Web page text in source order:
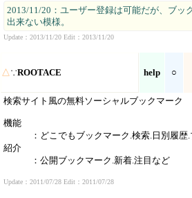
2013/11/20：ユーザー登録は可能だが、ブッ
出来ない模様。
Update：2013/11/20 Edit：2013/11/20
△∵ROOTACE help ○
検索サイト風の無料ソーシャルブックマーク
機能
：どこでもブックマーク.検索.日別履
紹介
：公開ブックマーク.新着.注目など
Update：2011/07/28 Edit：2011/07/28